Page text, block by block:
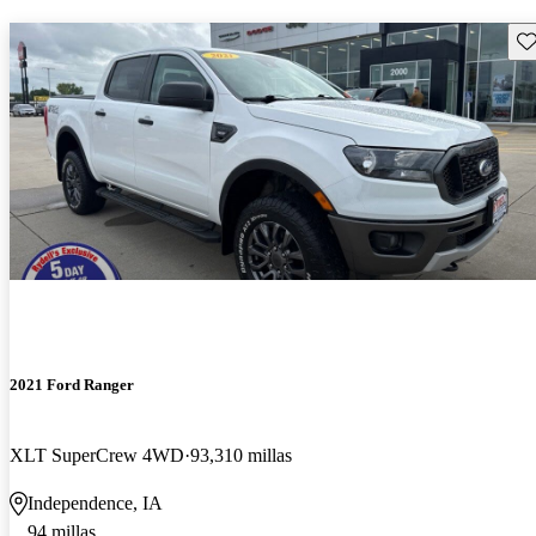
2021 Ford Ranger
XLT SuperCrew 4WD 93,310 millas
Independence, IA